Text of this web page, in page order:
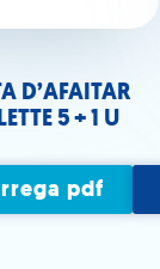
D’AFAITAR
5 + 1 U
pdf